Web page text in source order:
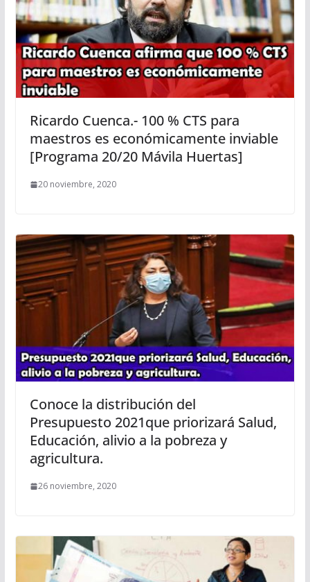
Ricardo Cuenca.- 100 % CTS para
maestros es económicamente inviable
[Programa 20/20 Mávila Huertas]
20 noviembre, 2020
Conoce la distribución del
Presupuesto 2021que priorizará Salud,
Educación, alivio a la pobreza y
agricultura.
26 noviembre, 2020